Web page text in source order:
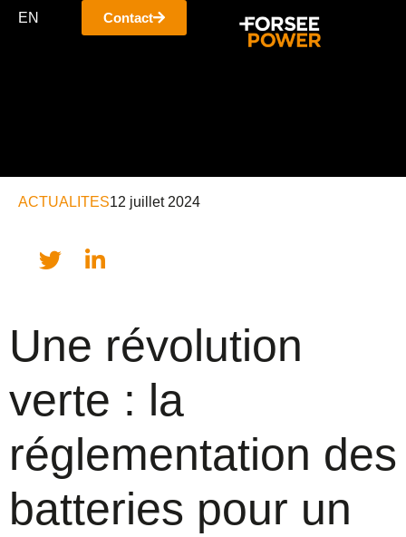
EN Contact
ACTUALITES12 juillet 2024
Une révolution
verte : la
réglementation des
batteries pour un